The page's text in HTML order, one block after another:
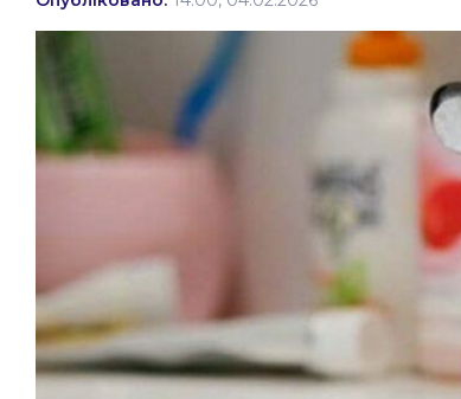
(відеоверсія)
ЗАКАРПАТСЬКІ НОВИНИ
НОВИНИ ЗАХІДНОЇ